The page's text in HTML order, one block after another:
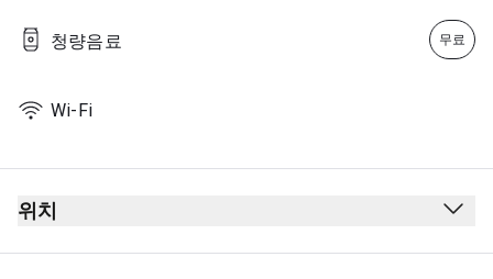
청량음료 무료
Wi-Fi
위치
출발